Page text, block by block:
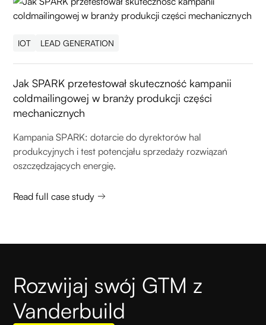
IOT LEAD GENERATION
Jak SPARK przetestował skuteczność kampanii
coldmailingowej w branży produkcji części
mechanicznych
Kampania SPARK: dotarcie do dyrektorów hal
produkcyjnych i test potencjału sprzedaży rozwiązań
oszczędzających energię.
Read full case study
Rozwijaj swój GTM z
Vanderbuild